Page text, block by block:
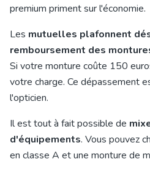
premium priment sur l'économie.
Les mutuelles plafonnent
remboursement des
Si votre monture coûte 150
votre charge. Ce dépassement
l'opticien.
Il est tout à fait possible de
d'équipements. Vous pouvez
en classe A et une monture de